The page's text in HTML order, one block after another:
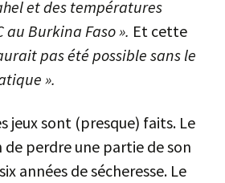
et des températures
au Burkina Faso ». Et cette
pas été possible sans le
».
jeux sont (presque) faits. Le
de perdre une partie de son
années de sécheresse. Le